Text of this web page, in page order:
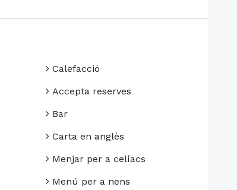
Calefacció
Accepta reserves
Bar
Carta en anglès
Menjar per a celíacs
Menú per a nens